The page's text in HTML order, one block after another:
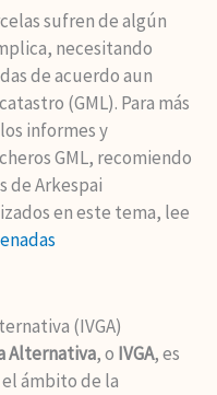
sufren de algún
necesitando
de acuerdo aun
(GML). Para más
informes y
GML, recomiendo
de Arkespai
en este tema, lee
(IVGA)
Alternativa, o IVGA, es
ámbito de la